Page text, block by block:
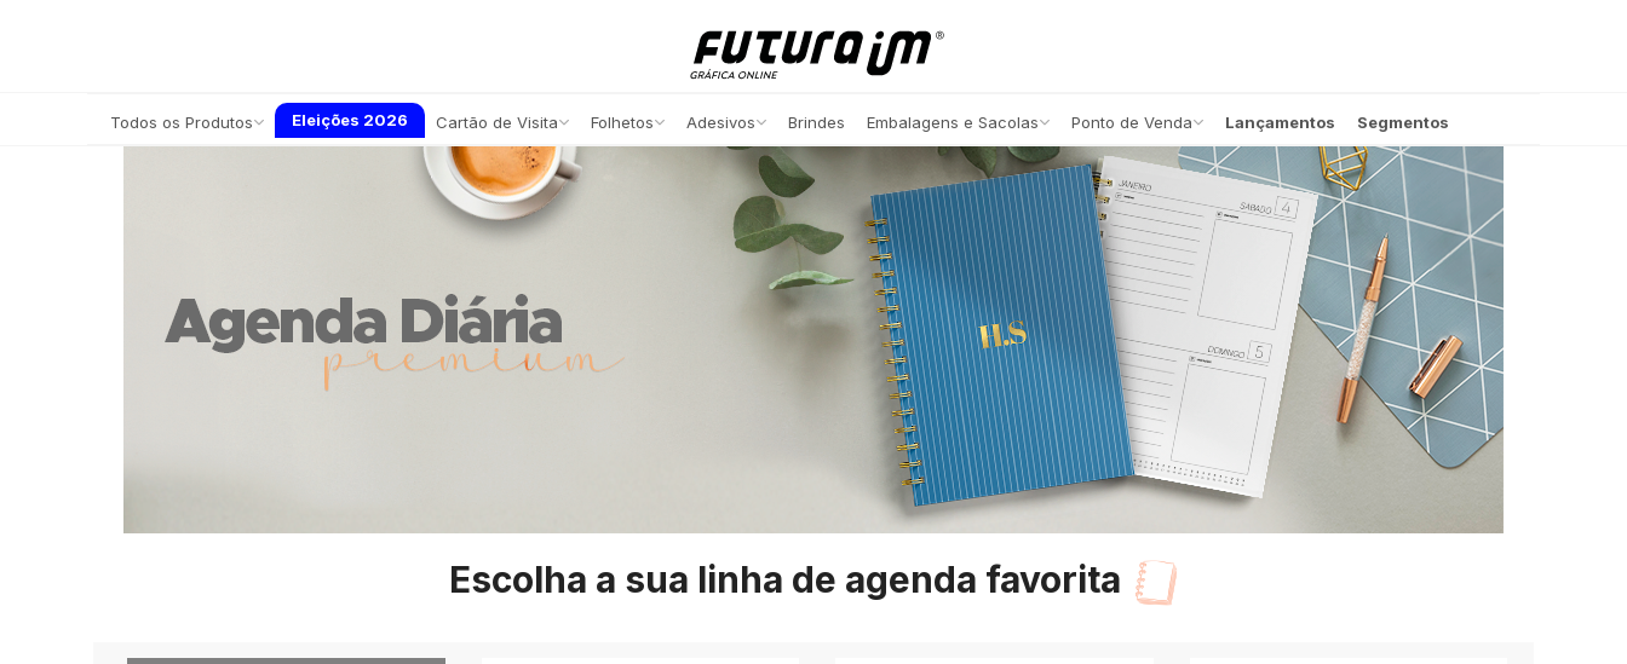
Todos os Produtos Eleições 2026 Cartão de Visita Folhetos Adesivos Brindes Embalagens e Sacolas Ponto de Venda Lançamentos Segmentos
Escolha a sua linha de agenda favorita